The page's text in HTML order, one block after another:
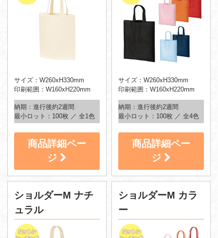
サイズ：W260xH330mm
印刷範囲：W160xH220mm
納期：進行後約2週間
最小ロット：100枚 ／ 全1色
商品詳細ペー
ジ
サイズ：W260xH330mm
印刷範囲：W160xH220mm
納期：進行後約2週間
最小ロット：100枚 ／ 全4色
商品詳細ペー
ジ
ショルダーM ナチ
ュラル
ショルダーM カラ
ー